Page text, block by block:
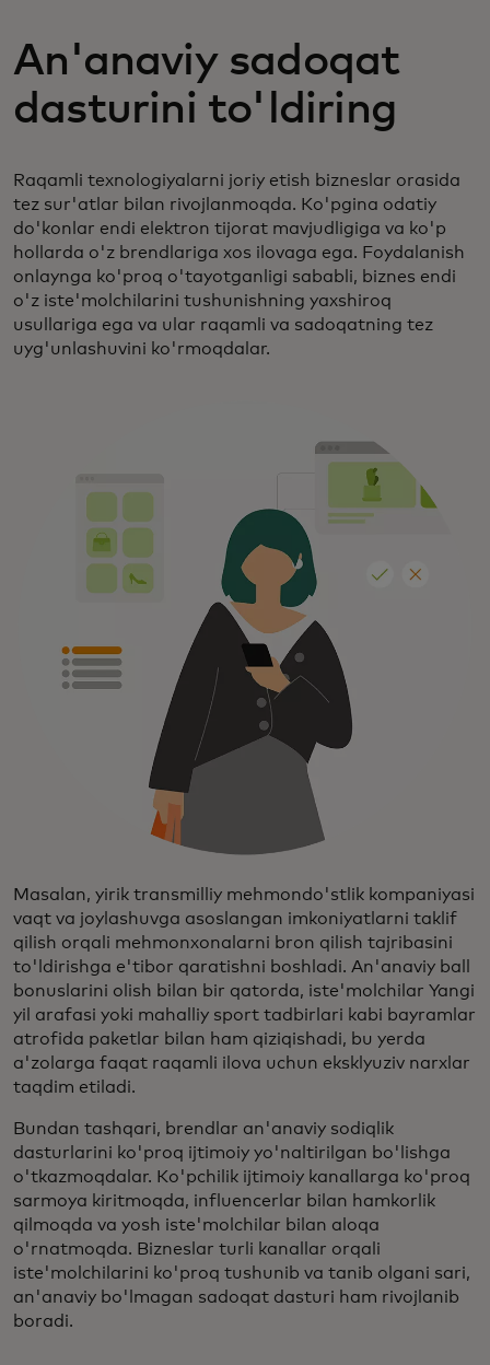
An'anaviy sadoqat
dasturini to'ldiring
Raqamli texnologiyalarni joriy etish bizneslar orasida
tez sur'atlar bilan rivojlanmoqda. Ko'pgina odatiy
do'konlar endi elektron tijorat mavjudligiga va ko'p
hollarda o'z brendlariga xos ilovaga ega. Foydalanish
onlaynga ko'proq o'tayotganligi sababli, biznes endi
o'z iste'molchilarini tushunishning yaxshiroq
usullariga ega va ular raqamli va sadoqatning tez
uyg'unlashuvini ko'rmoqdalar.
Masalan, yirik transmilliy mehmondo'stlik kompaniyasi
vaqt va joylashuvga asoslangan imkoniyatlarni taklif
qilish orqali mehmonxonalarni bron qilish tajribasini
to'ldirishga e'tibor qaratishni boshladi. An'anaviy ball
bonuslarini olish bilan bir qatorda, iste'molchilar Yangi
yil arafasi yoki mahalliy sport tadbirlari kabi bayramlar
atrofida paketlar bilan ham qiziqishadi, bu yerda
a'zolarga faqat raqamli ilova uchun eksklyuziv narxlar
taqdim etiladi.
Bundan tashqari, brendlar an'anaviy sodiqlik
dasturlarini ko'proq ijtimoiy yo'naltirilgan bo'lishga
o'tkazmoqdalar. Ko'pchilik ijtimoiy kanallarga ko'proq
sarmoya kiritmoqda, influencerlar bilan hamkorlik
qilmoqda va yosh iste'molchilar bilan aloqa
o'rnatmoqda. Bizneslar turli kanallar orqali
iste'molchilarini ko'proq tushunib va tanib olgani sari,
an'anaviy bo'lmagan sadoqat dasturi ham rivojlanib
boradi.